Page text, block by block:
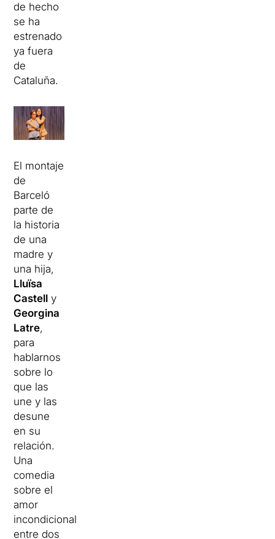
de hecho
se ha
estrenado
ya fuera
de
Cataluña.
El montaje
de
Barceló
parte de
la historia
de una
madre y
una hija,
Lluïsa
Castell y
Georgina
Latre,
para
hablarnos
sobre lo
que las
une y las
desune
en su
relación.
Una
comedia
sobre el
amor
incondicional
entre dos